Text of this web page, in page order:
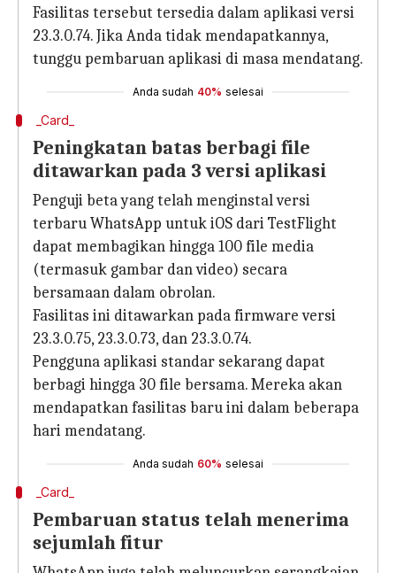
Fasilitas tersebut tersedia dalam aplikasi versi
23.3.0.74. Jika Anda tidak mendapatkannya,
tunggu pembaruan aplikasi di masa mendatang.
Anda sudah 40% selesai
_Card_
Peningkatan batas berbagi file
ditawarkan pada 3 versi aplikasi
Penguji beta yang telah menginstal versi
terbaru WhatsApp untuk iOS dari TestFlight
dapat membagikan hingga 100 file media
(termasuk gambar dan video) secara
bersamaan dalam obrolan.
Fasilitas ini ditawarkan pada firmware versi
23.3.0.75, 23.3.0.73, dan 23.3.0.74.
Pengguna aplikasi standar sekarang dapat
berbagi hingga 30 file bersama. Mereka akan
mendapatkan fasilitas baru ini dalam beberapa
hari mendatang.
Anda sudah 60% selesai
_Card_
Pembaruan status telah menerima
sejumlah fitur